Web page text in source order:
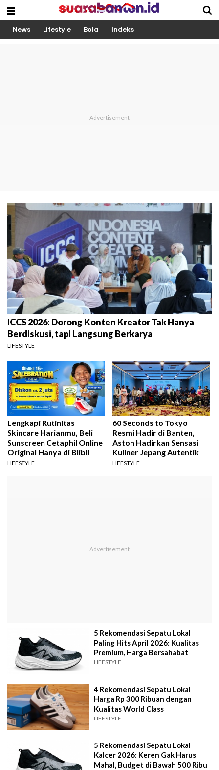
News Lifestyle Bola Indeks
ICCS 2026: Dorong Konten Kreator Tak Hanya
Berdiskusi, tapi Langsung Berkarya
LIFESTYLE
Lengkapi Rutinitas
Skincare Harianmu, Beli
Sunscreen Cetaphil Online
Original Hanya di Blibli
LIFESTYLE
60 Seconds to Tokyo
Resmi Hadir di Banten,
Aston Hadirkan Sensasi
Kuliner Jepang Autentik
LIFESTYLE
5 Rekomendasi Sepatu Lokal
Paling Hits April 2026: Kualitas
Premium, Harga Bersahabat
LIFESTYLE
4 Rekomendasi Sepatu Lokal
Harga Rp 300 Ribuan dengan
Kualitas World Class
LIFESTYLE
5 Rekomendasi Sepatu Lokal
Kalcer 2026: Keren Gak Harus
Mahal, Budget di Bawah 500 Ribu